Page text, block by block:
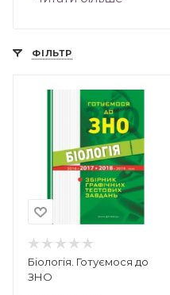
вихователів,
загальноосвітніх
Книги – лідери
«Мандрівець»:
інших», «Сни з
«П’ятеро, як один»,
ФІЛЬТР
Біологія. Готуємося до
ЗНО